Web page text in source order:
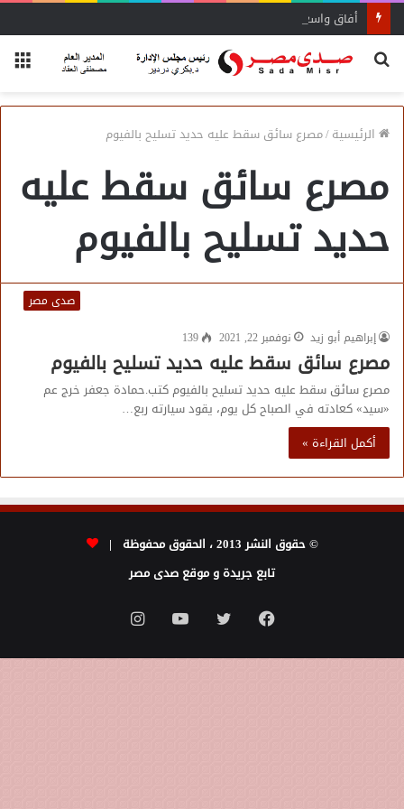
بحث
الرئيسية/مصرع سائق سقط عليه حديد تسليح بالفيوم
مصرع سائق سقط عليه
حديد تسليح بالفيوم
صدى مصر
إبراهيم أبو زيد
نوفمبر 22, 2021 139
مصرع سائق سقط عليه حديد تسليح بالفيوم
مصرع سائق سقط عليه حديد تسليح بالفيوم كتب.حمادة جعفر خرج عم
«سيد» كعادته في الصباح كل يوم، يقود سيارته ربع…
أكمل القراءة »
© حقوق النشر 2013 ، الحقوق محفوظة |
تابع جريدة و موقع صدى مصر
فيسبوك تويتر يوتيوبانستقرام